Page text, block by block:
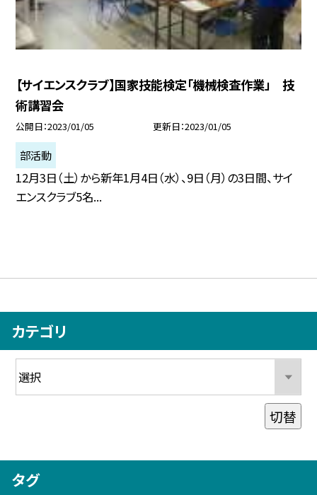
【サイエンスクラブ】国家技能検定「機械検査作業」 技
術講習会
公開日 2023/01/05 更新日 2023/01/05
部活動
12月3日（土）から新年1月4日（水）、9日（月）の3日間、サイ
エンスクラブ5名...
カテゴリ
切替
タグ